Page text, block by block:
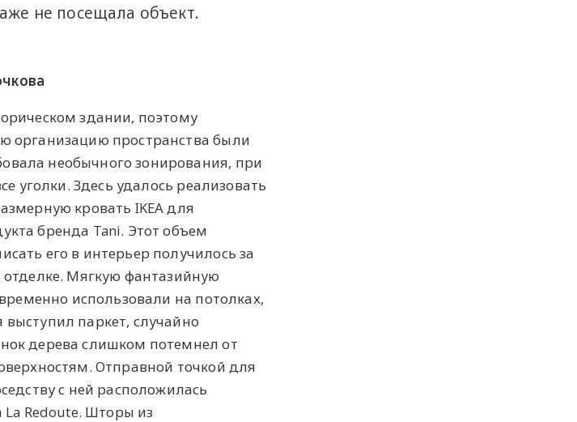
не посещала объект.
здании, поэтому
организацию пространства были
необычного зонирования, при
уголки. Здесь удалось реализовать
кровать IKEA для
бренда Tani. Этот объем
его в интерьер получилось за
Мягкую фантазийную
использовали на потолках,
паркет, случайно
дерева слишком потемнел от
Отправной точкой для
с ней расположилась
La Redoute. Шторы из